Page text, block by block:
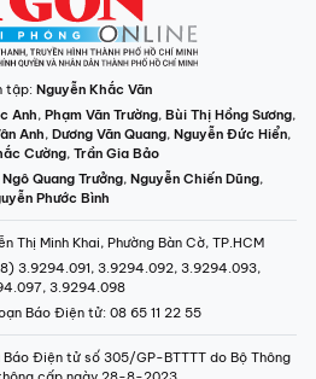
tập: Nguyễn Khắc Văn
Anh, Phạm Văn Trường, Bùi Thị Hồng Sương,
Anh, Dương Văn Quang, Nguyễn Đức Hiển,
Cường, Trần Gia Bảo
Ngô Quang Trưởng, Nguyễn Chiến Dũng,
Phước Bình
Thị Minh Khai, Phường Bàn Cờ, TP.HCM
3.9294.091, 3.9294.092, 3.9294.093,
3.9294.098
Báo Điện tử: 08 65 11 22 55
Điện tử số 305/GP-BTTTT do Bộ Thông